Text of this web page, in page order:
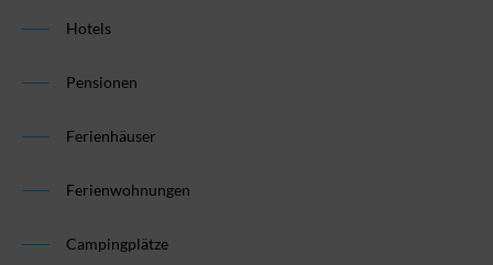
Hotels
Pensionen
Ferienhäuser
Ferienwohnungen
Campingplätze